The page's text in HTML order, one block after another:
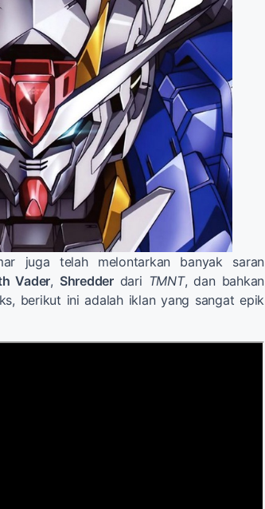
juga telah melontarkan banyak saran
Vader, Shredderdari TMNT, dan bahkan
berikut ini adalah iklan yang sangat epik